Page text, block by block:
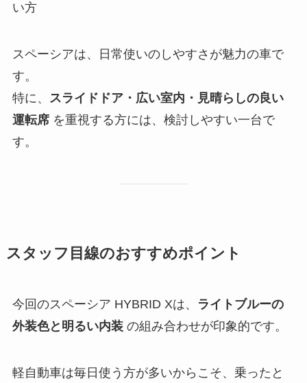
い方
スペーシアは、日常使いのしやすさが魅力の車で
す。
特に、
スライドドア・広い室内・見晴らしの良い
運転席を重視する方には、検討しやすい一台で
す。
スタッフ目線のおすすめポイント
今回のスペーシア HYBRID Xは、
ライトブルーの
外装色と明るい内装の組み合わせが印象的です。
軽自動車は毎日使う方が多いからこそ、乗ったと